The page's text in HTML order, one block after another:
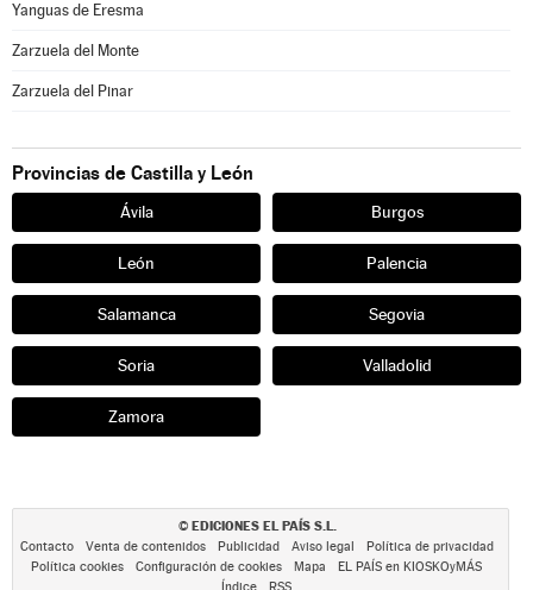
Yanguas de Eresma
Zarzuela del Monte
Zarzuela del Pinar
Provincias de Castilla y León
Ávila Burgos
León Palencia
Salamanca Segovia
Soria Valladolid
Zamora
© EDICIONES EL PAÍS S.L.
Contacto Venta de contenidos Publicidad Aviso legal
Política de privacidad
Política cookies
Configuración de cookies Mapa
EL PAÍS en KIOSKOyMÁS